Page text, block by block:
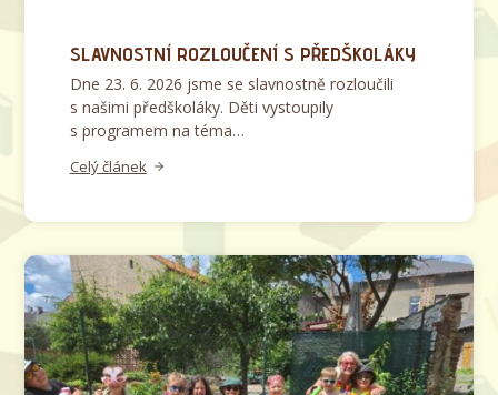
SLAVNOSTNÍ ROZLOUČENÍ S PŘEDŠKOLÁKY
Dne 23. 6. 2026 jsme se slavnostně rozloučili
s našimi předškoláky. Děti vystoupily
s programem na téma…
Celý článek